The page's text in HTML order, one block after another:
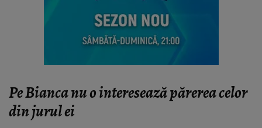
Pe Bianca nu o interesează părerea celor
din jurul ei